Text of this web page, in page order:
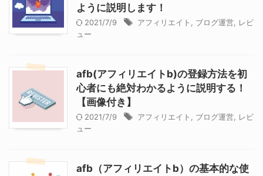
ように説明します！
2021/7/9 アフィリエイト ブログ運営
レビ
ュー
afb(アフィリエイトb)の登録方法を初
心者にも絶対わかるように説明する！
【画像付き】
2021/7/9 アフィリエイト ブログ運営
レビ
ュー
afb（アフィリエイトb）の基本的な使